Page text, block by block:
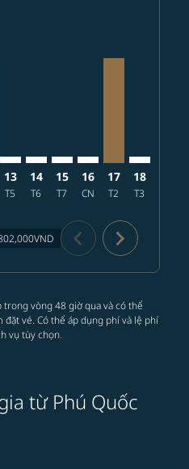
13
T5
14
T6
15
T7
16
CN
17
T2
18
T3
chevron_left chevron_right
vòng 48 giờ qua và có thể
vé. Có thể áp dụng phí và lệ phí
vụ tùy chọn.
từ Phú Quốc